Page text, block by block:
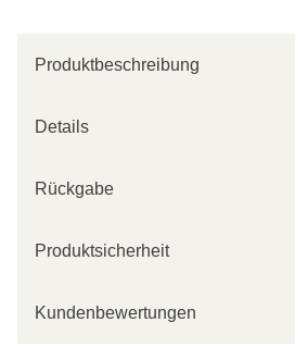
Produktbeschreibung
Details
Rückgabe
Produktsicherheit
Kundenbewertungen